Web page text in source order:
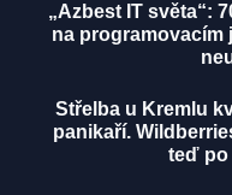
„Azbest IT světa“:
na programovacím
Střelba u Kremlu
panikaří.
teď po